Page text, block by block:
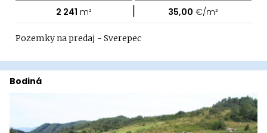
2 241 m² | 35,00 €/m²
Pozemky na predaj - Sverepec
Bodiná